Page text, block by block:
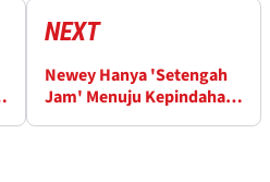
NEXT
Newey Hanya 'Setengah
Jam' Menuju Kepindahan